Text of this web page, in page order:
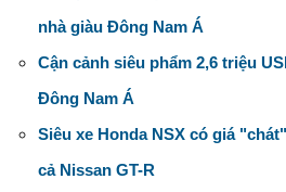
nhà giàu Đông Nam Á
Cận cảnh siêu phẩm 2,6 triệu
Đông Nam Á
Siêu xe Honda NSX có giá
cả Nissan GT-R